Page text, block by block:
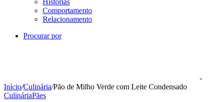
Histórias
Comportamento
Relacionamento
Procurar por
-
Início/Culinária/Pão de Milho Verde com Leite Condensado
CulináriaPães